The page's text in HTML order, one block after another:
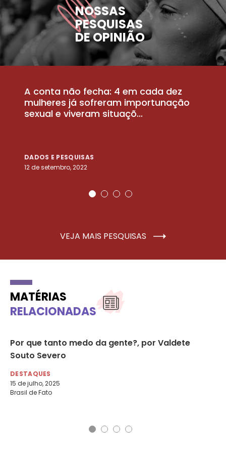
NOSSAS
PESQUISAS
DE OPINIÃO
A conta não fecha: 4 em cada dez
mulheres já sofreram importunação
sexual e viveram situaçõ...
DADOS E PESQUISAS
12 de setembro, 2022
VEJA MAIS PESQUISAS
MATÉRIAS
RELACIONADAS
Por que tanto medo da gente?, por Valdete
Souto Severo
DESTAQUES
15 de julho, 2025
Brasil de Fato